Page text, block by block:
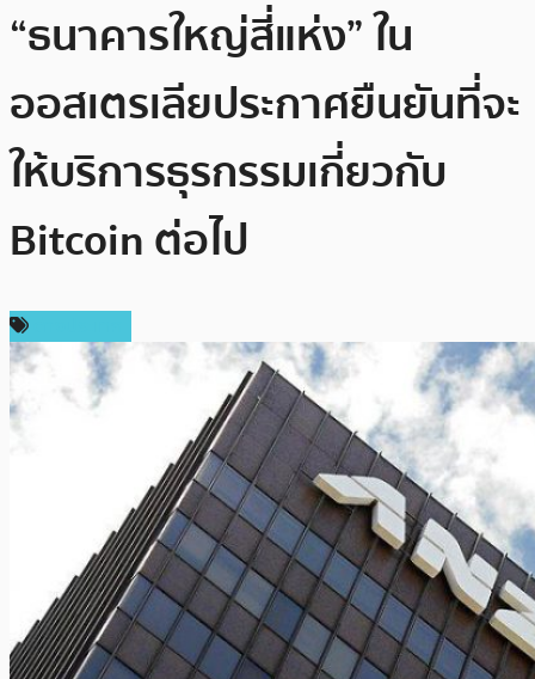
“ธนาคารใหญ่สี่แห่ง” ใน
ออสเตรเลียประกาศยืนยันที่จะ
ให้บริการธุรกรรมเกี่ยวกับ
Bitcoin ต่อไป